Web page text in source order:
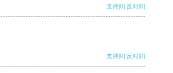
支持[0] 反对[0]
支持[0] 反对[0]